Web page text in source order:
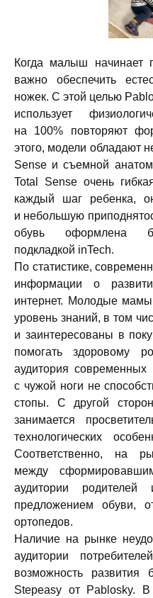
Когда малыш начинает
важно обеспечить
ножек. С этой целью
использует
на 100% повторяют
этого, модели обладают
Sense и съемной
Total Sense очень
каждый шаг ребенка,
и небольшую
обувь оформлена
подкладкой inTech.
По статистике,
информации о
интернет. Молодые
уровень знаний, в том
и заинтересованы в
помогать здоровому
аудитория современных
с чужой ноги не
стопы. С другой
занимается
технологических
Соответственно, на
между
аудитории родителей
предложением обуви,
ортопедов.
Наличие на рынке
аудитории
возможность
Stepeasy от Pablosky.